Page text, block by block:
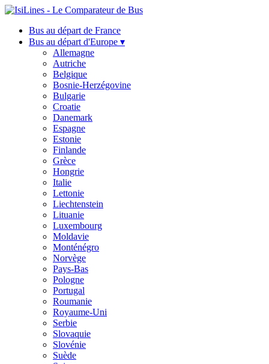
Bus au départ de France
Bus au départ d'Europe ▾
Allemagne
Autriche
Belgique
Bosnie-Herzégovine
Bulgarie
Croatie
Danemark
Espagne
Estonie
Finlande
Grèce
Hongrie
Italie
Lettonie
Liechtenstein
Lituanie
Luxembourg
Moldavie
Monténégro
Norvège
Pays-Bas
Pologne
Portugal
Roumanie
Royaume-Uni
Serbie
Slovaquie
Slovénie
Suède